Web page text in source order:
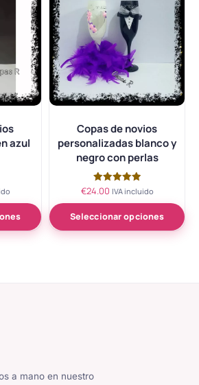
azul
Copas de novios
personalizadas blanco y
negro con perlas
Valorado
5.00
de 5
€24.00 IVA incluido
Seleccionar opciones
a mano en nuestro